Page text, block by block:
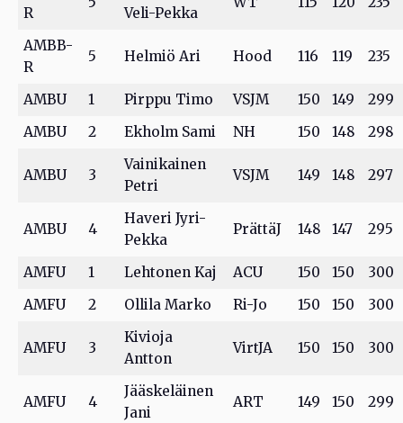
R
Veli-Pekka
AMBB-
R
5 Helmiö Ari Hood 116 119 235
AMBU 1 Pirppu Timo VSJM 150 149
299
AMBU
2 Ekholm Sami NH 150 148 298
AMBU 3
Vainikainen
Petri
VSJM 149 148 297
AMBU 4
Haveri Jyri-
Pekka
PrättäJ 148 147 295
AMFU 1 Lehtonen Kaj ACU 150 150
300
AMFU
2 Ollila Marko Ri-Jo 150 150 300
AMFU 3
Kivioja
Antton
VirtJA 150 150 300
AMFU 4
Jääskeläinen
Jani
ART 149 150 299